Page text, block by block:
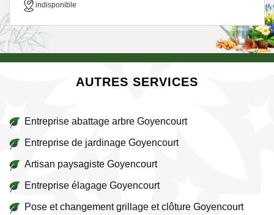
indisponible
AUTRES SERVICES
Entreprise abattage arbre Goyencourt
Entreprise de jardinage Goyencourt
Artisan paysagiste Goyencourt
Entreprise élagage Goyencourt
Pose et changement grillage et clôture Goyencourt